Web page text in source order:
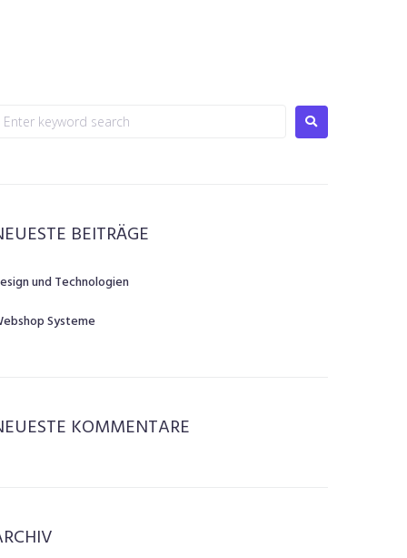
BEITRÄGE
und Technologien
Systeme
KOMMENTARE